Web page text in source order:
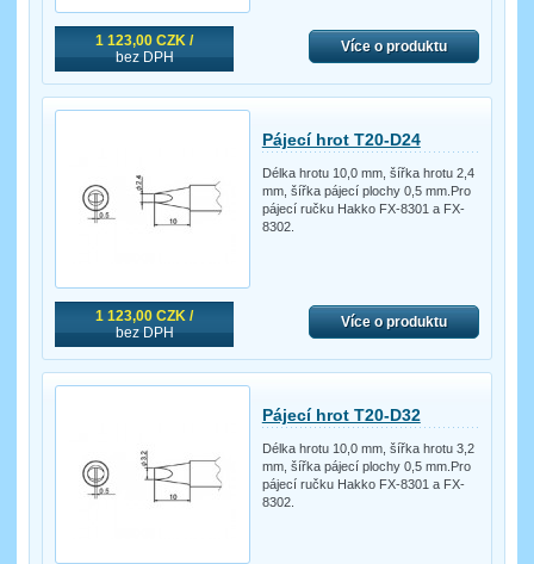
1 123,00 CZK /
bez DPH
Více o produktu
1 123,00 CZK /
bez DPH
Pájecí hrot T20-D24
Délka hrotu 10,0 mm, šířka hrotu 2,4
mm, šířka pájecí plochy 0,5 mm.Pro
pájecí ručku Hakko FX-8301 a FX-
8302.
Více o produktu
Pájecí hrot T20-D32
Délka hrotu 10,0 mm, šířka hrotu 3,2
mm, šířka pájecí plochy 0,5 mm.Pro
pájecí ručku Hakko FX-8301 a FX-
8302.